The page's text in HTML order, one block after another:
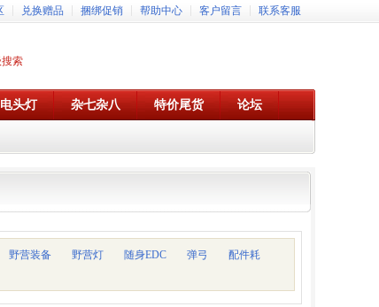
兑换赠品 捆绑促销 帮助中心 客户留言 联系客服
索
头灯 杂七杂八 特价尾货 论坛
野营装备 野营灯 随身EDC 弹弓
配件耗